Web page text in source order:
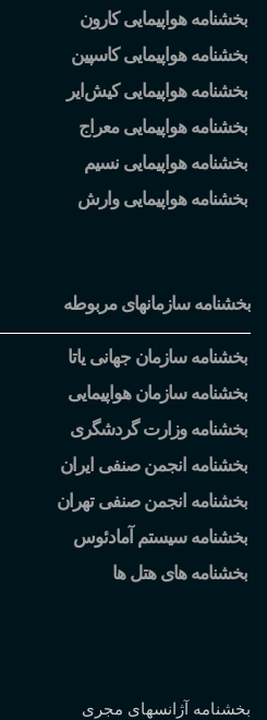
بخشنامه هواپیمایی کارون
بخشنامه هواپیمایی کاسپین
بخشنامه هواپیمایی کیش ایر
بخشنامه هواپیمایی معراج
بخشنامه هواپیمایی نسیم
بخشنامه هواپیمایی وارش
بخشنامه سازمانهای مربوطه
بخشنامه سازمان جهانی یاتا
بخشنامه سازمان هواپیمایی
بخشنامه وزارت گردشگری
بخشنامه انجمن صنفی ایران
بخشنامه انجمن صنفی تهران
بخشنامه سیستم آمادئوس
بخشنامه های هتل ها
بخشنامه آژانسهای مجری